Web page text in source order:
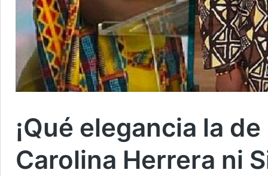
¡Qué elegancia la
Carolina Herrera ni